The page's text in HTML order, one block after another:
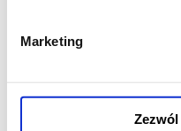
Marketing